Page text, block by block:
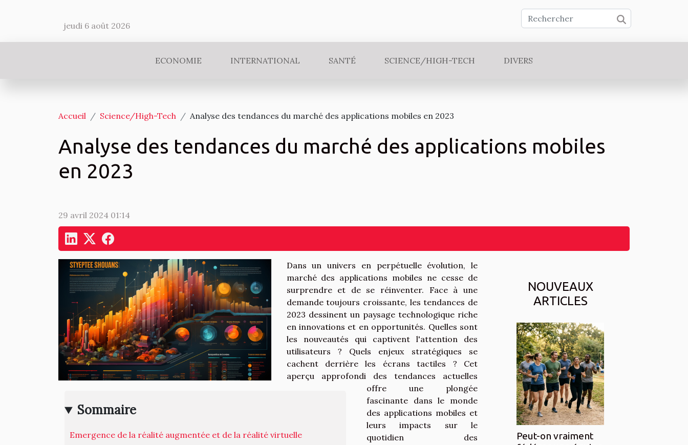
jeudi 6 août 2026
ECONOMIE INTERNATIONAL SANTÉ SCIENCE/HIGH-TECH DIVERS
Accueil Science/High-Tech Analyse des tendances du marché des applications mobiles en 2023
Analyse des tendances du marché des applications mobiles
en 2023
29 avril 2024 01:14
Sommaire
Emergence de la réalité augmentée et de la réalité virtuelle
Dans un univers en perpétuelle évolution, le
marché des applications mobiles ne cesse de
surprendre et de se réinventer. Face à une
demande toujours croissante, les tendances de
2023 dessinent un paysage technologique riche
en innovations et en opportunités. Quelles sont
les nouveautés qui captivent l'attention des
utilisateurs ? Quels enjeux stratégiques se
cachent derrière les écrans tactiles ? Cet
aperçu approfondi des tendances actuelles
offre une plongée
fascinante dans le monde
des applications mobiles et
leurs impacts sur le
quotidien des
NOUVEAUX
ARTICLES
Peut-on vraiment